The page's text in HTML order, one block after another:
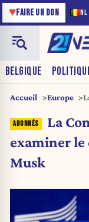
NL
♥FAIRE UN DON
BELGIQUE
Accueil Europe
La
examiner le
Musk